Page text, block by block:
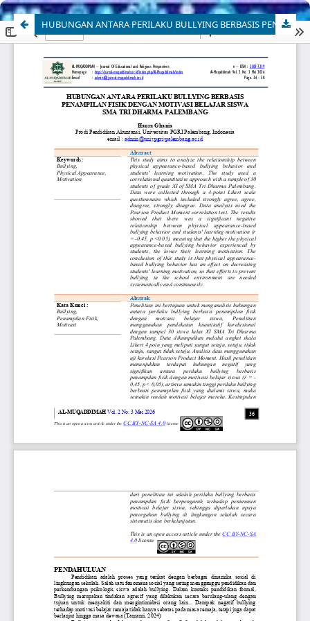
HUBUNGAN ANTARA PERILAKU BULLYING BERBASIS PENAMPILAN FISIK DENGAN MOTIVASI BELAJAR SISWA SMA TRI DHARMA PALEMBANG